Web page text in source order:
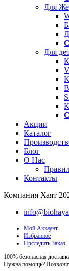
Для
Для
Акции
Каталог
Блог
О Нас
Контакты
Компания Хаят
Мой Аккаунт
Избранное
Прследить Заказ
100% безопасная
Нужна помощь?